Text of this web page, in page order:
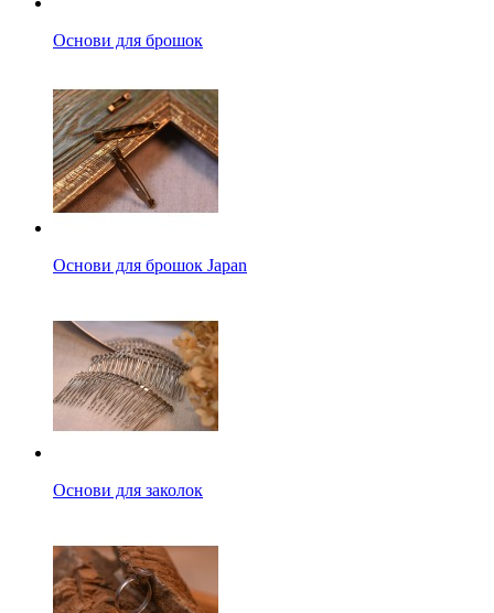
Основи для брошок
Основи для брошок Japan
Основи для заколок